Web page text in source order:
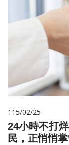
115/02/25
24小時不打
民，正悄悄